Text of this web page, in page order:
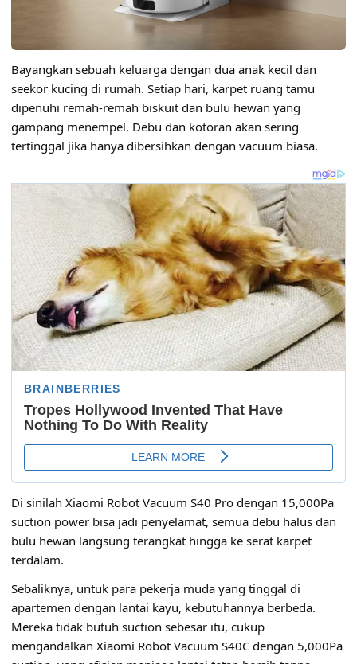
Bayangkan sebuah keluarga dengan dua anak kecil dan
seekor kucing di rumah. Setiap hari, karpet ruang tamu
dipenuhi remah-remah biskuit dan bulu hewan yang
gampang menempel. Debu dan kotoran akan sering
tertinggal jika hanya dibersihkan dengan vacuum biasa.
Di sinilah Xiaomi Robot Vacuum S40 Pro dengan 15,000Pa
suction power bisa jadi penyelamat, semua debu halus dan
bulu hewan langsung terangkat hingga ke serat karpet
terdalam.
Sebaliknya, untuk para pekerja muda yang tinggal di
apartemen dengan lantai kayu, kebutuhannya berbeda.
Mereka tidak butuh suction sebesar itu, cukup
mengandalkan Xiaomi Robot Vacuum S40C dengan 5,000Pa